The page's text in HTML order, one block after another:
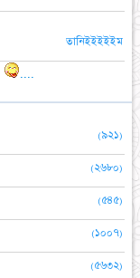
তানিইইইইইম
....
(৯২১)
(২৬৮০)
(৫৪৫)
(১০০৭)
(৫৬৩২)